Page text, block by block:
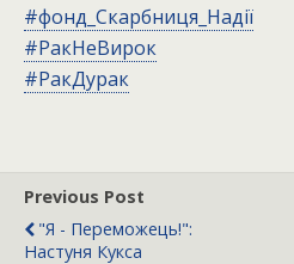
#фонд_Скарбниця_Надії
#РакНеВирок
#РакДурак
Previous Post
"Я - Переможець!":
Настуня Кукса